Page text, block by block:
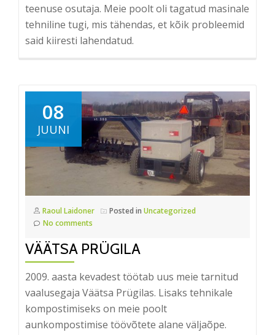
teenuse osutaja. Meie poolt oli tagatud masinale
tehniline tugi, mis tähendas, et kõik probleemid
said kiiresti lahendatud.
08
JUUNI
Raoul Laidoner Posted in Uncategorized
No comments
VÄÄTSA PRÜGILA
2009. aasta kevadest töötab uus meie tarnitud
vaalusegaja Väätsa Prügilas. Lisaks tehnikale
kompostimiseks on meie poolt
aunkompostimise töövõtete alane väljaõpe.